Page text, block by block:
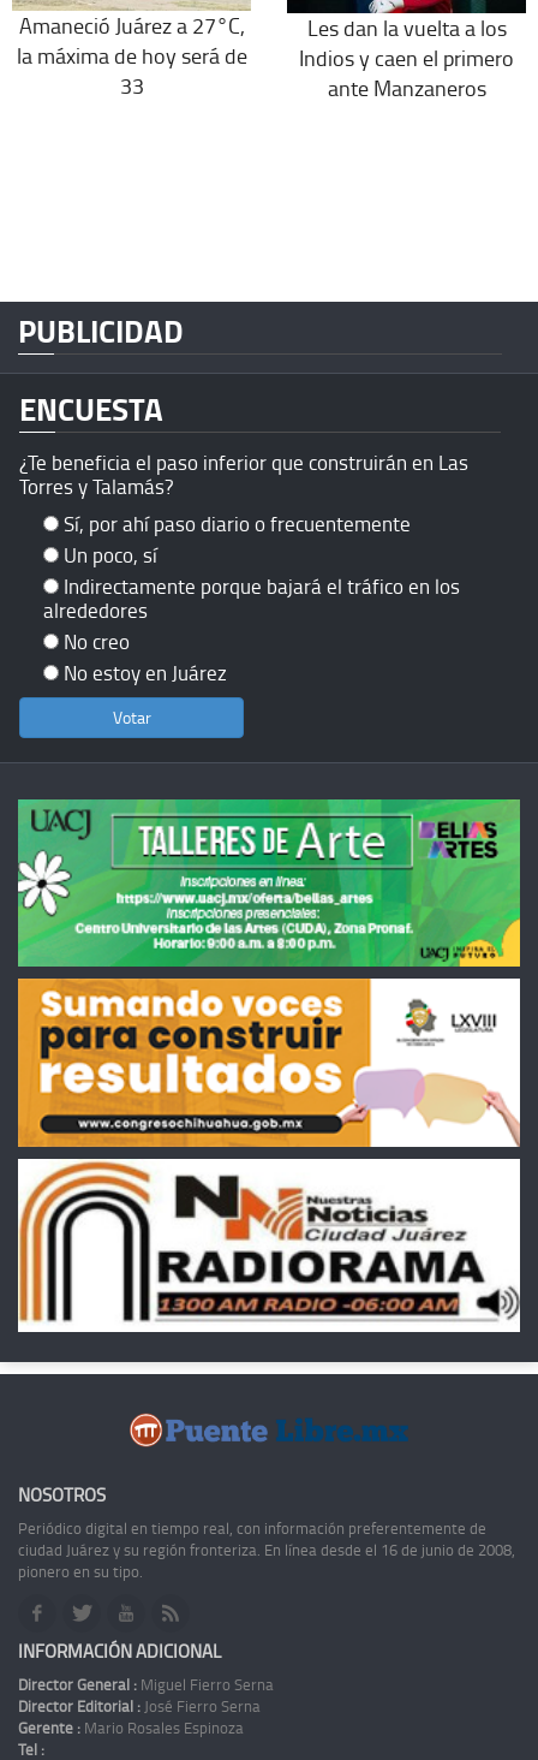
Amaneció Juárez a 27°C,
la máxima de hoy será de
33
Les dan la vuelta a los
Indios y caen el primero
ante Manzaneros
PUBLICIDAD
ENCUESTA
¿Te beneficia el paso inferior que construirán en Las
Torres y Talamás?
Sí, por ahí paso diario o frecuentemente
Un poco, sí
Indirectamente porque bajará el tráfico en los
alrededores
No creo
No estoy en Juárez
NOSOTROS
Periódico digital en tiempo real, con información preferentemente de
ciudad Juárez y su región fronteriza. En línea desde el 16 de junio de 2008,
pionero en su tipo.
INFORMACIÓN ADICIONAL
Director General : Miguel Fierro Serna
Director Editorial : José Fierro Serna
Gerente : Mario Rosales Espinoza
Tel :